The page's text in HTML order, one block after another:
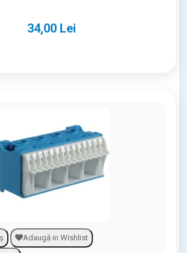
34,00 Lei
Adaugă in Wishlist